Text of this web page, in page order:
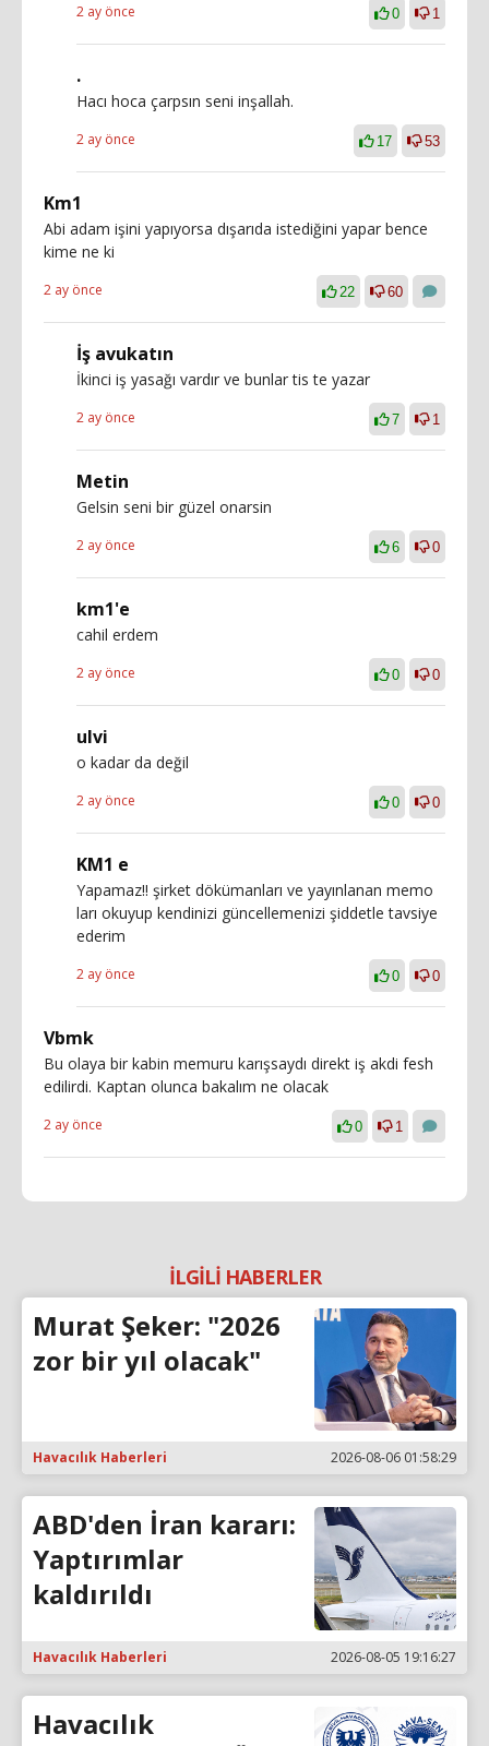
2 ay önce 0 1
.
Hacı hoca çarpsın seni inşallah.
2 ay önce 17 53
Km1
Abi adam işini yapıyorsa dışarıda istediğini yapar bence
kime ne ki
2 ay önce 22 60
İş avukatın
İkinci iş yasağı vardır ve bunlar tis te yazar
2 ay önce 7 1
Metin
Gelsin seni bir güzel onarsin
2 ay önce 6 0
km1'e
cahil erdem
2 ay önce 0 0
ulvi
o kadar da değil
2 ay önce 0 0
KM1 e
Yapamaz!! şirket dökümanları ve yayınlanan memo
ları okuyup kendinizi güncellemenizi şiddetle tavsiye
ederim
2 ay önce 0 0
Vbmk
Bu olaya bir kabin memuru karışsaydı direkt iş akdi fesh
edilirdi. Kaptan olunca bakalım ne olacak
2 ay önce 0 1
İLGİLİ HABERLER
Murat Şeker: "2026
zor bir yıl olacak"
Havacılık Haberleri 2026-08-06 01:58:29
ABD'den İran kararı:
Yaptırımlar
kaldırıldı
Havacılık Haberleri 2026-08-05 19:16:27
Havacılık